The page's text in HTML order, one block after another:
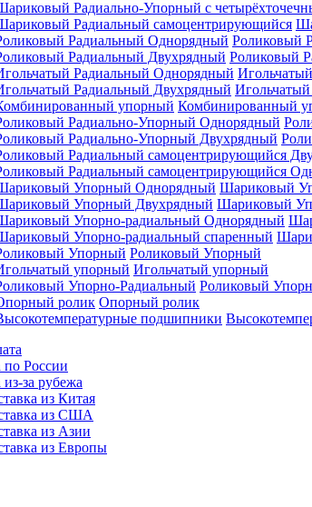
Роликовый
Роликовый
Комбинированный
Шариковый
Шариковый
Роликовый Упорный
Игольчатый упорный
Роликовый
Опорный ролик
по России
из-за рубежа
из Китая
из США
из Азии
из Европы